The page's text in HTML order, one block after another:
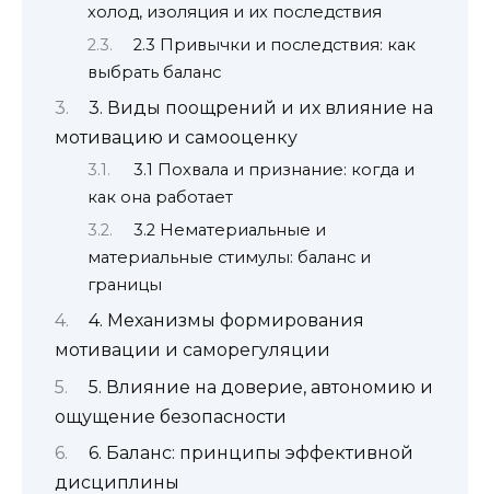
холод, изоляция и их последствия
2.3 Привычки и последствия: как
выбрать баланс
3. Виды поощрений и их влияние на
мотивацию и самооценку
3.1 Похвала и признание: когда и
как она работает
3.2 Нематериальные и
материальные стимулы: баланс и
границы
4. Механизмы формирования
мотивации и саморегуляции
5. Влияние на доверие, автономию и
ощущение безопасности
6. Баланс: принципы эффективной
дисциплины